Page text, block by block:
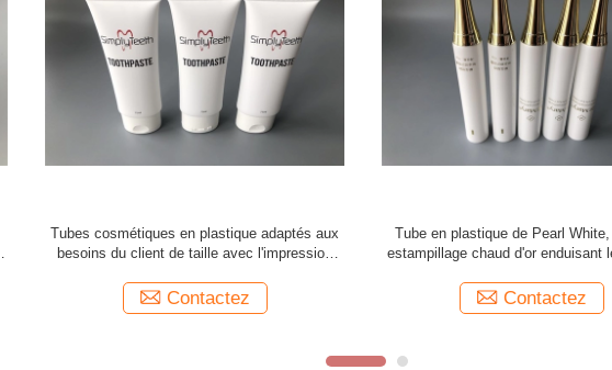
Tubes cosmétiques en plastique de petite
perle blanche avec Flip Top Cap transparent
Contactez
Conteneurs ronds de tube de
adapté aux besoins du client
Contactez